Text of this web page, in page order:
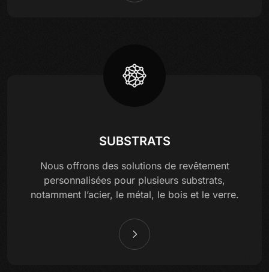
SUBSTRATS
Nous offrons des solutions de revêtement
personnalisées pour plusieurs substrats,
notamment l’acier, le métal, le bois et le verre.